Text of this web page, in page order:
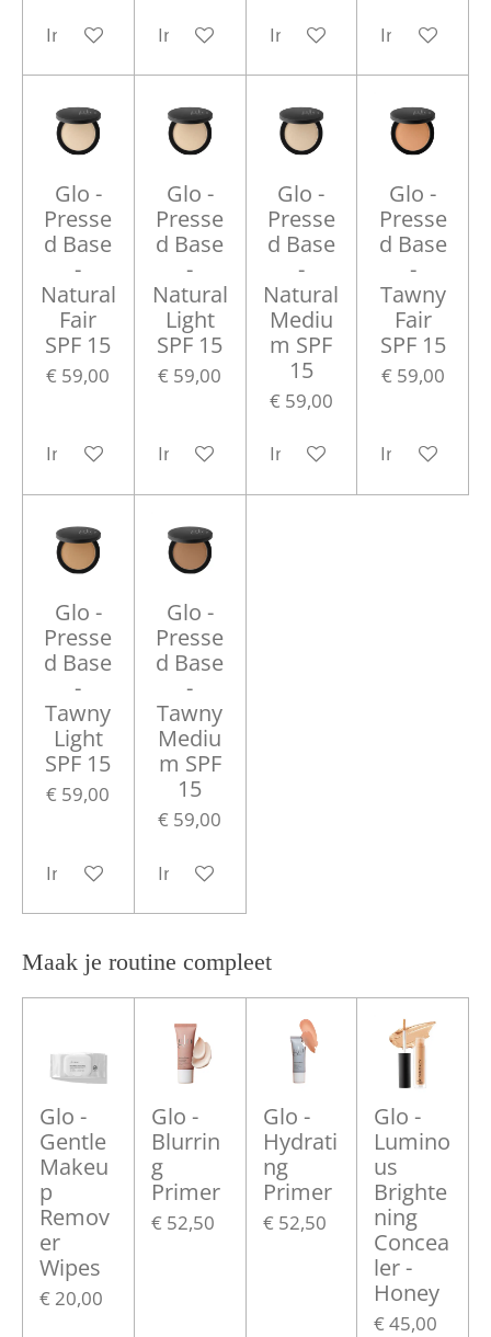
In winkelwagenIn winkelwagenIn winkelwagenIn
Glo -
Presse
d Base
-
Natural
Fair
SPF 15
€ 59,00
In winkelwagen
Glo -
Presse
d Base
-
Natural
Light
SPF 15
€ 59,00
In winkelwagen
Glo -
Presse
d Base
-
Natural
Mediu
m SPF
15
€ 59,00
In winkelwagen
Glo -
Presse
d Base
-
Tawny
Fair
SPF 15
€ 59,00
In
Glo -
Presse
d Base
-
Tawny
Light
SPF 15
€ 59,00
In winkelwagen
Glo -
Presse
d Base
-
Tawny
Mediu
m SPF
15
€ 59,00
In winkelwagen
Maak je routine compleet
Glo -
Gentle
Makeu
p
Remov
er
Wipes
€ 20,00
Glo -
Blurrin
g
Primer
€ 52,50
Glo -
Hydrati
ng
Primer
€ 52,50
Glo -
Lumino
us
Brighte
ning
Concea
ler -
Honey
€ 45,00